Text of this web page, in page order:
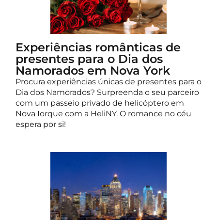
Experiências românticas de
presentes para o Dia dos
Namorados em Nova York
Procura experiências únicas de presentes para o
Dia dos Namorados? Surpreenda o seu parceiro
com um passeio privado de helicóptero em
Nova Iorque com a HeliNY. O romance no céu
espera por si!